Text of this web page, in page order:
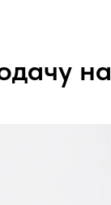
на